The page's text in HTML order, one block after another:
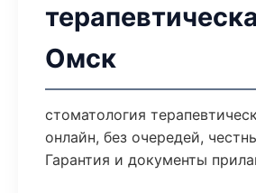
Омск
стоматология
онлайн, без очередей,
Гарантия и документы